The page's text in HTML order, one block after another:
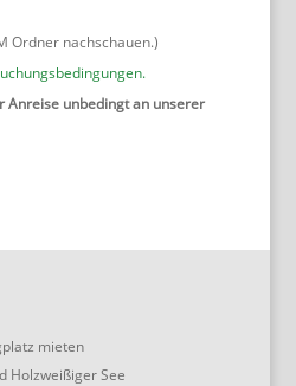
Ordner nachschauen.)
Anreise unbedingt an unserer
mieten
Holzweißiger See